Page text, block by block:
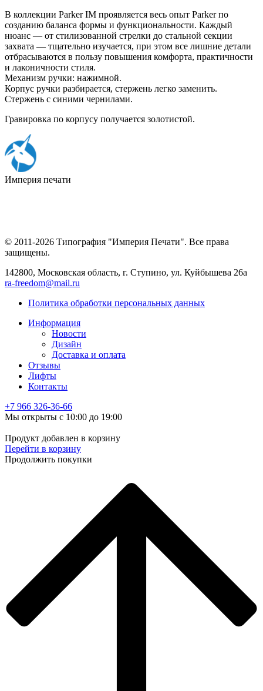
В коллекции Parker IM проявляется весь опыт Parker по
созданию баланса формы и функциональности. Каждый
нюанс — от стилизованной стрелки до стальной секции
захвата — тщательно изучается, при этом все лишние детали
отбрасываются в пользу повышения комфорта, практичности
и лаконичности стиля.
Механизм ручки: нажимной.
Корпус ручки разбирается, стержень легко заменить.
Стержень с синими чернилами.
Гравировка по корпусу получается золотистой.
Империя печати
© 2011-2026 Типография "Империя Печати". Все права
защищены.
142800, Московская область, г. Ступино, ул. Куйбышева 26а
ra-freedom@mail.ru
Политика обработки персональных данных
Информация
Новости
Дизайн
Доставка и оплата
Отзывы
Лифты
Контакты
+7 966 326-36-66
Мы открыты с 10:00 до 19:00
Продукт добавлен в корзину
Перейти в корзину
Продолжить покупки